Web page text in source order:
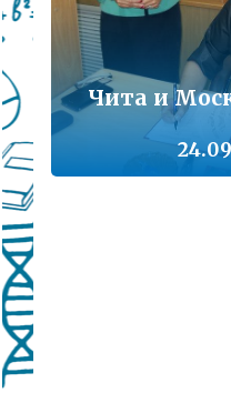
Чита и